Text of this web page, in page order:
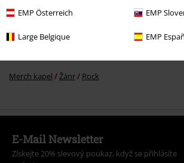
EMP Österreich EMP
Large Belgique EMP
Merch kapel Žánr Rock
E-Mail Newsletter
Získejte 20% slevový poukaz, když se přihlásíte